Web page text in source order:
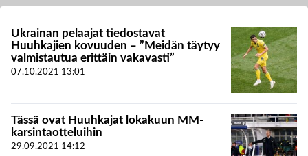
Ukrainan pelaajat tiedostavat
Huuhkajien kovuuden – ”Meidän täytyy
valmistautua erittäin vakavasti”
07.10.2021 13:01
Tässä ovat Huuhkajat lokakuun MM-
karsintaotteluihin
29.09.2021 14:12